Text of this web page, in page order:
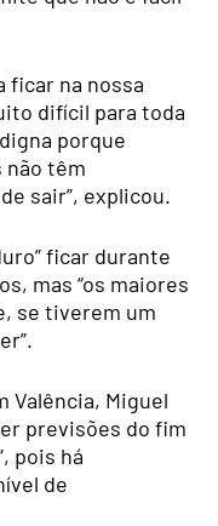
ficar na nossa
difícil para toda
porque
não têm
sair”, explicou.
ficar durante
mas “os maiores
se tiverem um
Valência, Miguel
previsões do fim
pois há
de